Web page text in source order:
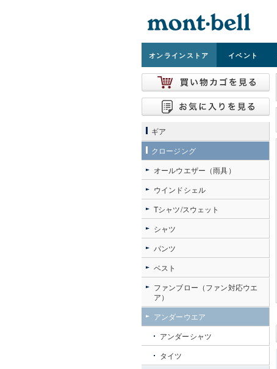
オンラインストア イベント
ギア
クロージング
オールウエザー（雨具）
ウインドシェル
Tシャツ/スウェット
シャツ
パンツ
ベスト
ファンブロー（ファン対応ウエ
ア）
アンダーウエア
アンダーシャツ
タイツ